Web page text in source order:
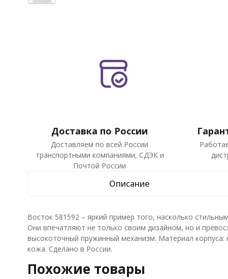
Доставка по России
Доставляем по всей России
транспортными компаниями, СДЭК и
Почтой России
Описание
Восток 581592 – яркий пример того, насколько
Они впечатляют не только своим дизайном, но и
высокоточный пружинный механизм. Материал
кожа. Сделано в России.
Похожие товары